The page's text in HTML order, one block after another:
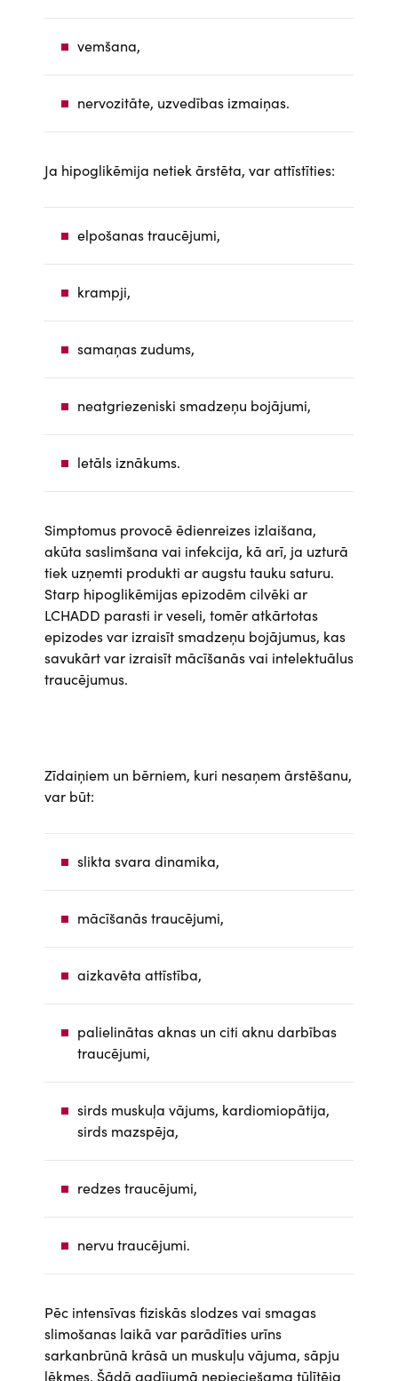
vemšana,
nervozitāte, uzvedības izmaiņas.
Ja hipoglikēmija netiek ārstēta, var attīstīties:
elpošanas traucējumi,
krampji,
samaņas zudums,
neatgriezeniski smadzeņu bojājumi,
letāls iznākums.
Simptomus provocē ēdienreizes izlaišana,
akūta saslimšana vai infekcija, kā arī, ja uzturā
tiek uzņemti produkti ar augstu tauku saturu.
Starp hipoglikēmijas epizodēm cilvēki ar
LCHADD parasti ir veseli, tomēr atkārtotas
epizodes var izraisīt smadzeņu bojājumus, kas
savukārt var izraisīt mācīšanās vai intelektuālus
traucējumus.
Zīdaiņiem un bērniem, kuri nesaņem ārstēšanu,
var būt:
slikta svara dinamika,
mācīšanās traucējumi,
aizkavēta attīstība,
palielinātas aknas un citi aknu darbības
traucējumi,
sirds muskuļa vājums, kardiomiopātija,
sirds mazspēja,
redzes traucējumi,
nervu traucējumi.
Pēc intensīvas fiziskās slodzes vai smagas
slimošanas laikā var parādīties urīns
sarkanbrūnā krāsā un muskuļu vājuma, sāpju
lēkmes. Šādā gadījumā nepieciešama tūlītēja